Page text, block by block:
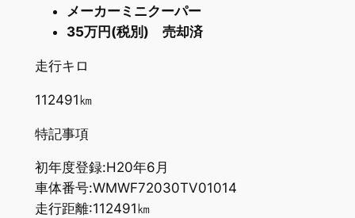
メーカーミニクーパー
35万円(税別) 売却済
走行キロ
112491㎞
特記事項
初年度登録:H20年6月
車体番号:WMWF72030TV01014
走行距離:112491㎞